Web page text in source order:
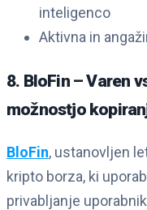
inteligenco
Aktivna in
8. BloFin – Varen
možnostjo
BloFin, ustanovljen
kripto borza, ki
privabljanje